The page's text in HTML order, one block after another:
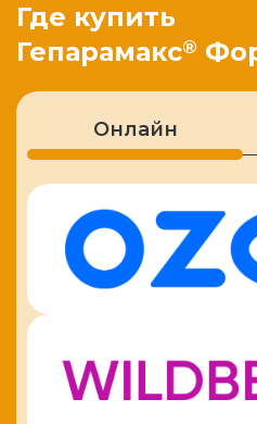
Где купить
Гепарамакс®
Онлайн